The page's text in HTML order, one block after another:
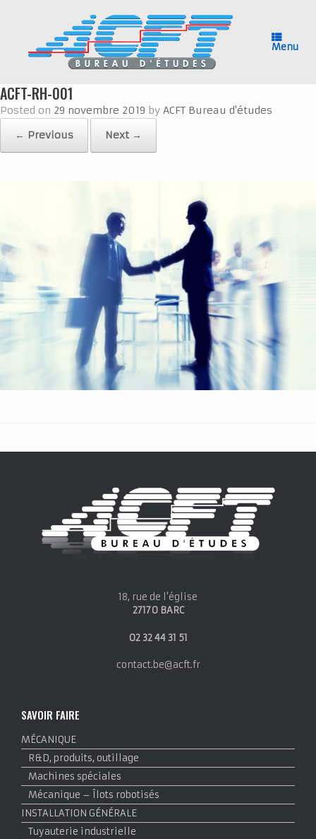
Menu
ACFT-RH-001
Posted on 29 novembre 2019 by ACFT Bureau d'études
← Previous
Next →
18, rue de l'église
27170 BARC
02 32 44 31 51
contact.be@acft.fr
SAVOIR FAIRE
MÉCANIQUE
R&D, produits, outillage
Machines spéciales
Mécanique – Îlots robotisés
INSTALLATION GÉNÉRALE
Tuyauterie industrielle